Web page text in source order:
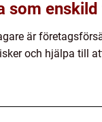
som
är
och hjälpa till